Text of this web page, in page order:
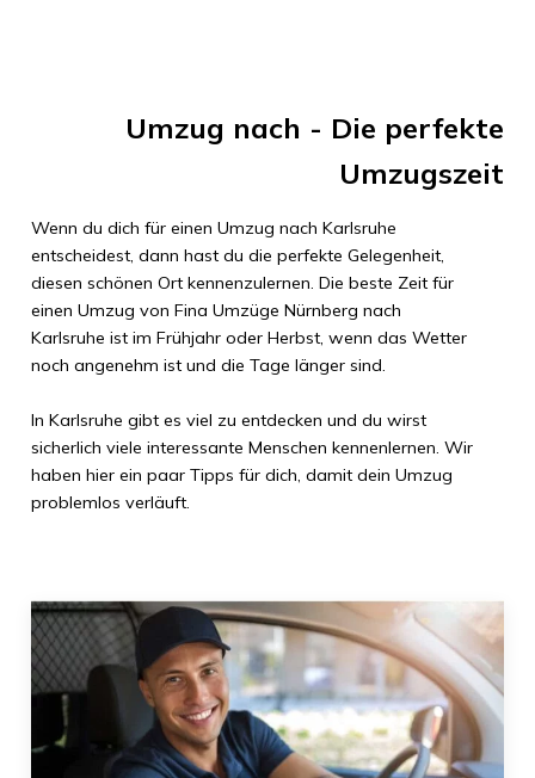
Umzug nach - Die perfekte
Umzugszeit
Wenn du dich für einen Umzug nach Karlsruhe
entscheidest, dann hast du die perfekte Gelegenheit,
diesen schönen Ort kennenzulernen. Die beste Zeit für
einen Umzug von Fina Umzüge Nürnberg nach
Karlsruhe ist im Frühjahr oder Herbst, wenn das Wetter
noch angenehm ist und die Tage länger sind.
In Karlsruhe gibt es viel zu entdecken und du wirst
sicherlich viele interessante Menschen kennenlernen. Wir
haben hier ein paar Tipps für dich, damit dein Umzug
problemlos verläuft.